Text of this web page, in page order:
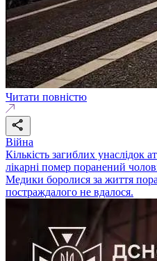
Читати повністю
Війна
Кількість загиблих унаслідок
лікарні помер поранений
Медики боролися за життя
постраждалого не вдалося.